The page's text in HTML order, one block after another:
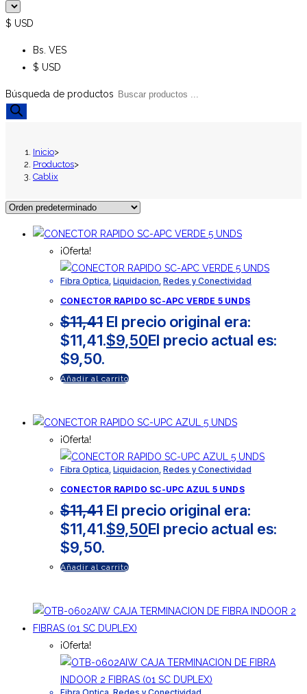
$ USD
Bs. VES
$ USD
Búsqueda de productos
Inicio>
Productos>
Cablix
¡Oferta!
Fibra Optica, Liquidacion, Redes y Conectividad
CONECTOR RAPIDO SC-APC VERDE 5 UNDS
$11,41 El precio original era:
$11,41.$9,50El precio actual es:
$9,50.
Añadir al carrito
¡Oferta!
Fibra Optica, Liquidacion, Redes y Conectividad
CONECTOR RAPIDO SC-UPC AZUL 5 UNDS
$11,41 El precio original era:
$11,41.$9,50El precio actual es:
$9,50.
Añadir al carrito
¡Oferta!